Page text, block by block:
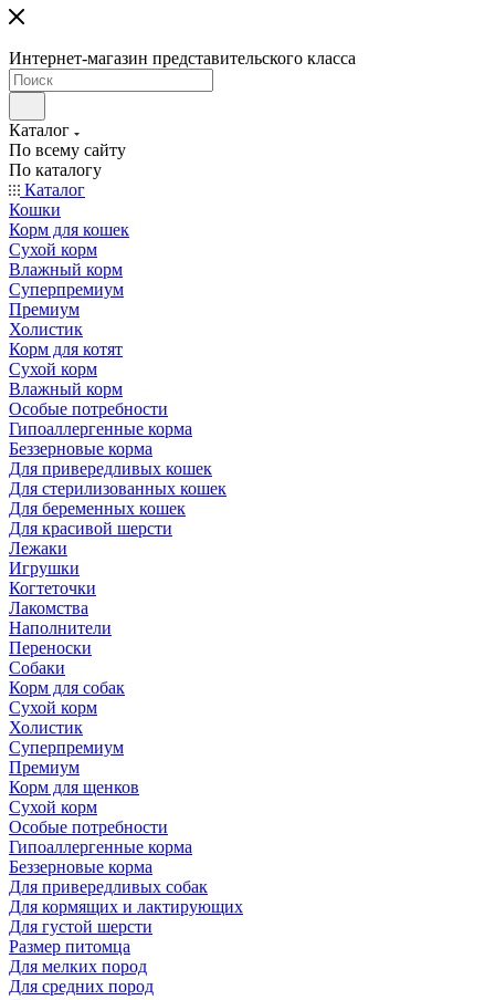
Интернет-магазин представительского класса
Каталог
По всему сайту
По каталогу
Каталог
Кошки
Корм для кошек
Сухой корм
Влажный корм
Суперпремиум
Премиум
Холистик
Корм для котят
Сухой корм
Влажный корм
Особые потребности
Гипоаллергенные корма
Беззерновые корма
Для привередливых кошек
Для стерилизованных кошек
Для беременных кошек
Для красивой шерсти
Лежаки
Игрушки
Когтеточки
Лакомства
Наполнители
Переноски
Собаки
Корм для собак
Сухой корм
Холистик
Суперпремиум
Премиум
Корм для щенков
Сухой корм
Особые потребности
Гипоаллергенные корма
Беззерновые корма
Для привередливых собак
Для кормящих и лактирующих
Для густой шерсти
Размер питомца
Для мелких пород
Для средних пород